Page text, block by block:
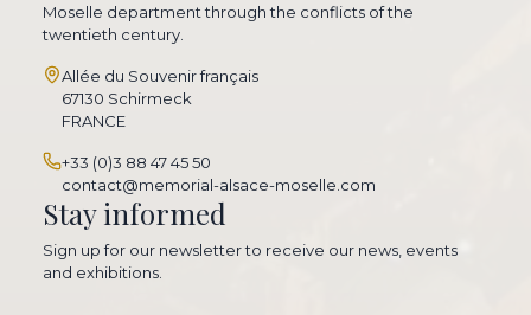
Moselle department through the conflicts of the
twentieth century.
Allée du Souvenir français
67130 Schirmeck
FRANCE
+33 (0)3 88 47 45 50
contact@memorial-alsace-moselle.com
Stay informed
Sign up for our newsletter to receive our news, events
and exhibitions.